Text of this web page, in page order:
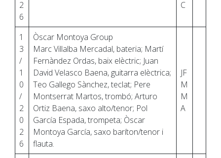
2
6
C
1
3
/
1
0
/
2
0
2
6
Òscar Montoya Group
Marc Villalba Mercadal, bateria; Martí
Fernàndez Ordas, baix elèctric; Juan
David Velasco Baena, guitarra elèctrica;
Teo Gallego Sànchez, teclat; Pere
Montserrat Martos, trombó; Arturo
Ortiz Baena, saxo alto/tenor; Pol
García Espada, trompeta; Òscar
Montoya García, saxo baríton/tenor i
flauta.
JF
M
M
A